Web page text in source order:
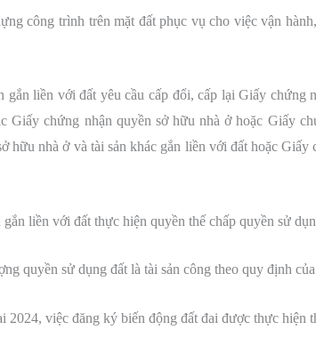
công trình trên mặt đất phục vụ cho việc vận
liền với đất yêu cầu cấp đổi, cấp lại Giấy chứng
Giấy chứng nhận quyền sở hữu nhà ở hoặc Giấy
hữu nhà ở và tài sản khác gắn liền với đất hoặc
liền với đất thực hiện quyền thế chấp quyền sử
quyền sử dụng đất là tài sản công theo quy định
việc đăng ký biến động đất đai được thực hiện